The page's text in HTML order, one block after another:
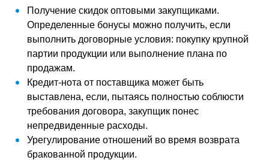
Получение скидок оптовыми закупщиками.
Определенные бонусы можно получить, если
выполнить договорные условия: покупку крупной
партии продукции или выполнение плана по
продажам.
Кредит-нота от поставщика может быть
выставлена, если, пытаясь полностью соблюсти
требования договора, закупщик понес
непредвиденные расходы.
Урегулирование отношений во время возврата
бракованной продукции.